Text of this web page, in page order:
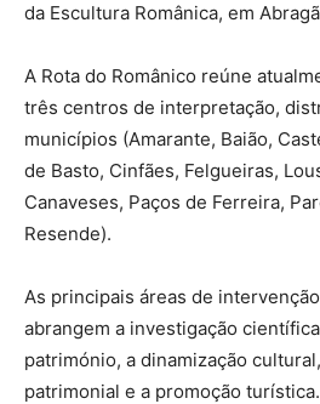
da Escultura Românica, em
A Rota do Românico reúne
três centros de interpretação,
municípios (Amarante, Baião,
de Basto, Cinfães, Felgueiras,
Canaveses, Paços de Ferreira,
Resende).
As principais áreas de
abrangem a investigação
património, a dinamização
patrimonial e a promoção turística.